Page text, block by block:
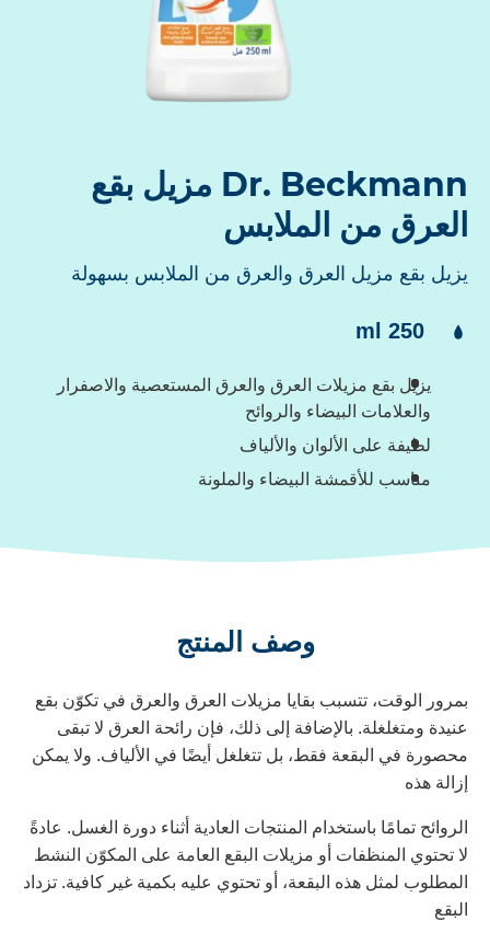
Dr. Beckmann مزيل بقع
من الملابس
بقع مزيل العرق والعرق من الملابس بسهولة
250 ml
يزيل بقع مزيلات العرق والعرق المستعصية والاصفرار
والعلامات البيضاء والروائح
لطيفة على الألوان والألياف
مناسب للأقمشة البيضاء والملونة
وصف المنتج
الوقت، تتسبب بقايا مزيلات العرق والعرق في تكوّن بقع
ومتغلغلة. بالإضافة إلى ذلك، فإن رائحة العرق لا تبقى
في البقعة فقط، بل تتغلغل أيضًا في الألياف. ولا يمكن
هذه
تمامًا باستخدام المنتجات العادية أثناء دورة الغسل. عادةً
تحتوي المنظفات أو مزيلات البقع العامة على المكوّن النشط
لمثل هذه البقعة، أو تحتوي عليه بكمية غير كافية. تزداد